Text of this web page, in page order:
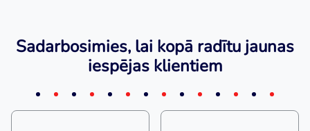
Sadarbosimies, lai kopā radītu jaunas
iespējas klientiem